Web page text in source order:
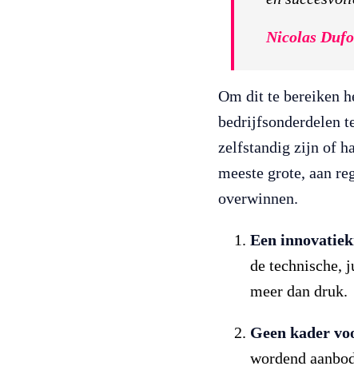
Nicolas
Om dit te bereiken
bedrijfsonderdelen
zelfstandig zijn of
meeste grote, aan
overwinnen.
Een
de technische,
meer dan druk.
Geen kader
wordend